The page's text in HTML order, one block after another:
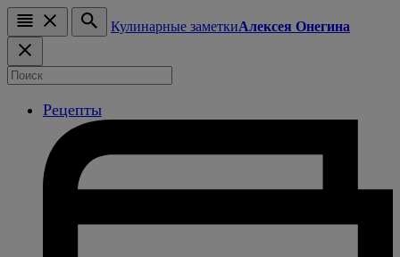
Кулинарные заметкиАлексея Онегина
Рецепты